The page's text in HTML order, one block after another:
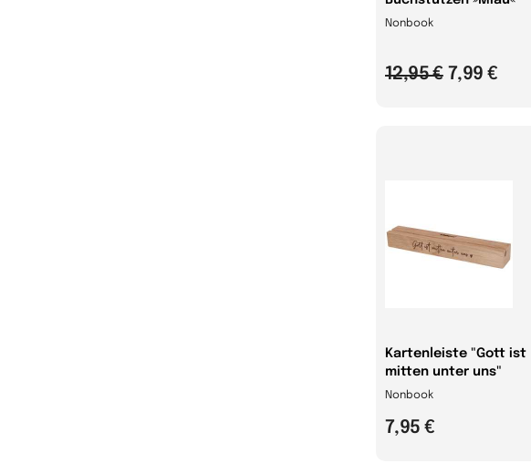
Nonbook
12,95 € 7,99 €
Kartenleiste "Gott ist
mitten unter uns"
Nonbook
7,95 €